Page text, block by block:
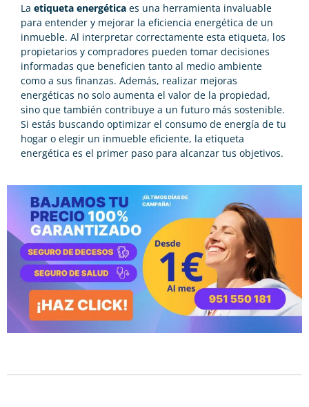
La etiqueta energética es una herramienta invaluable
para entender y mejorar la eficiencia energética de un
inmueble. Al interpretar correctamente esta etiqueta, los
propietarios y compradores pueden tomar decisiones
informadas que beneficien tanto al medio ambiente
como a sus finanzas. Además, realizar mejoras
energéticas no solo aumenta el valor de la propiedad,
sino que también contribuye a un futuro más sostenible.
Si estás buscando optimizar el consumo de energía de tu
hogar o elegir un inmueble eficiente, la etiqueta
energética es el primer paso para alcanzar tus objetivos.